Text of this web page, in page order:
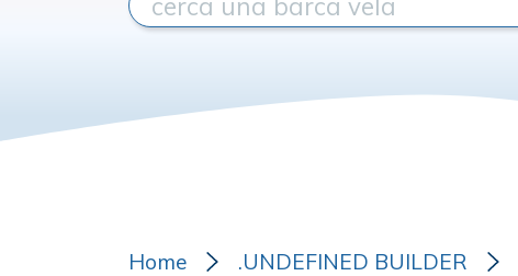
Home .UNDEFINED BUILDER